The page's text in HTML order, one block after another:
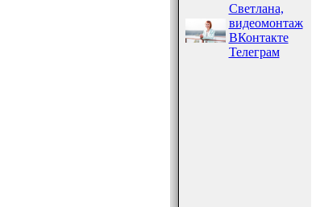
Светлана,
видеомонтаж
ВКонтакте
Телеграм